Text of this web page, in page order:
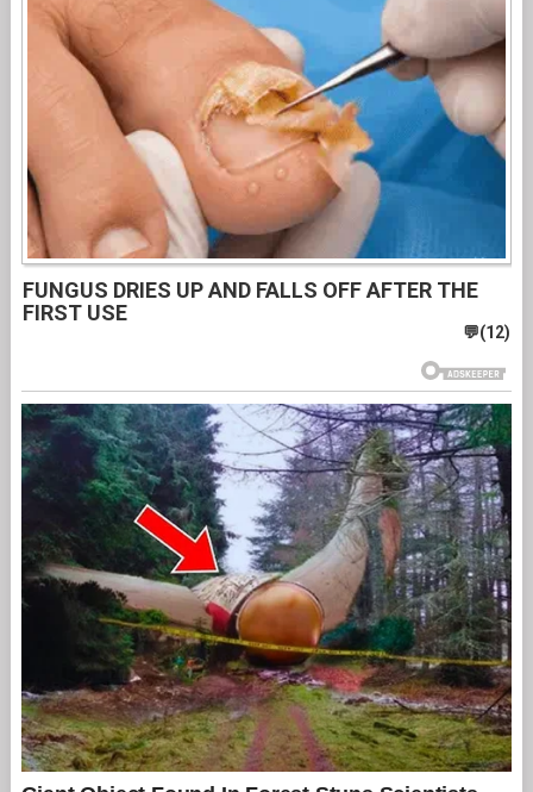
FUNGUS DRIES UP AND FALLS OFF AFTER THE
FIRST USE